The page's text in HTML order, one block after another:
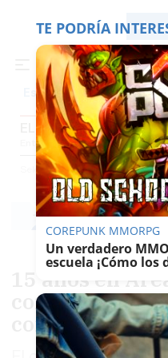
Es noticia Precio luz
EL PAPEL DE LA VOZ
EntrevistasReportajesEl Patio
Selección El Papel De La Voz
15 años en
comercial
compras
TE PODRÍA
COREPUNK MMORPG
Un verdadero
escuela ¡Cómo